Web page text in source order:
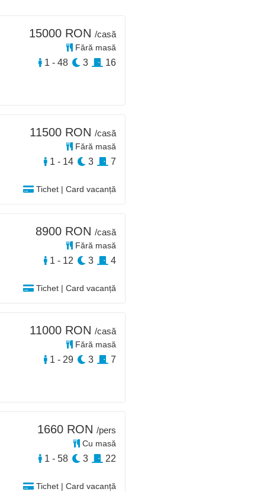
15000 RON /casă
Fără masă
1 - 48 3 16
Tichet | Card vacanță
11500 RON /casă
Fără masă
1 - 14 3 7
Tichet | Card vacanță
8900 RON /casă
Fără masă
1 - 12 3 4
11000 RON /casă
Fără masă
1 - 29 3 7
Tichet | Card vacanță
1660 RON /pers
Cu masă
1 - 58 3 22